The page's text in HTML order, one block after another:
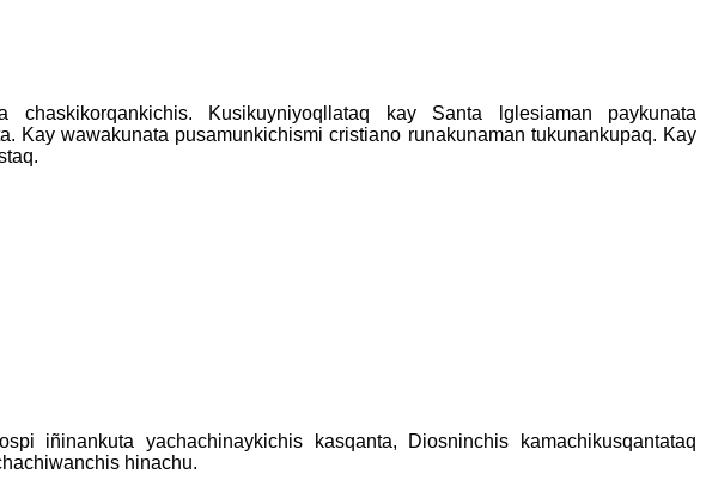
chaskikorqankichis. Kusikuyniyoqllataq kay Santa lglesiaman paykunata
Kay wawakunata pusamunkichismi cristiano runakunaman tukunankupaq. Kay
iñinankuta yachachinaykichis kasqanta, Diosninchis kamachikusqantataq
hinachu.